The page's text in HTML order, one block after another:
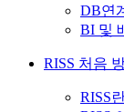
DB연
BI 및
RISS 처음
RISS